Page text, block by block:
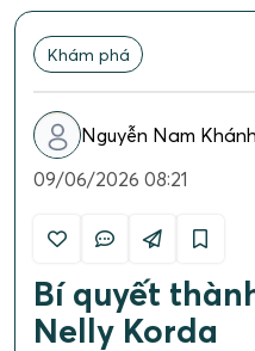
Khám phá
Nguyễn Nam Khánh
09/06/2026 08:21
Bí quyết
Nelly Korda